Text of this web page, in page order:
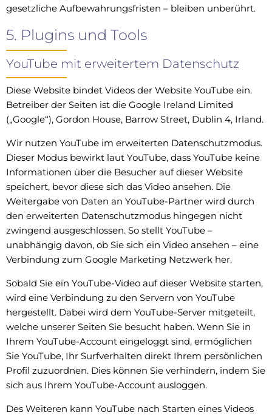
gesetzliche Aufbewahrungsfristen – bleiben unberührt.
5. Plugins und Tools
YouTube mit erweitertem Datenschutz
Diese Website bindet Videos der Website YouTube ein.
Betreiber der Seiten ist die Google Ireland Limited
(„Google“), Gordon House, Barrow Street, Dublin 4, Irland.
Wir nutzen YouTube im erweiterten Datenschutzmodus.
Dieser Modus bewirkt laut YouTube, dass YouTube keine
Informationen über die Besucher auf dieser Website
speichert, bevor diese sich das Video ansehen. Die
Weitergabe von Daten an YouTube-Partner wird durch
den erweiterten Datenschutzmodus hingegen nicht
zwingend ausgeschlossen. So stellt YouTube –
unabhängig davon, ob Sie sich ein Video ansehen – eine
Verbindung zum Google Marketing Netzwerk her.
Sobald Sie ein YouTube-Video auf dieser Website starten,
wird eine Verbindung zu den Servern von YouTube
hergestellt. Dabei wird dem YouTube-Server mitgeteilt,
welche unserer Seiten Sie besucht haben. Wenn Sie in
Ihrem YouTube-Account eingeloggt sind, ermöglichen
Sie YouTube, Ihr Surfverhalten direkt Ihrem persönlichen
Profil zuzuordnen. Dies können Sie verhindern, indem Sie
sich aus Ihrem YouTube-Account ausloggen.
Des Weiteren kann YouTube nach Starten eines Videos